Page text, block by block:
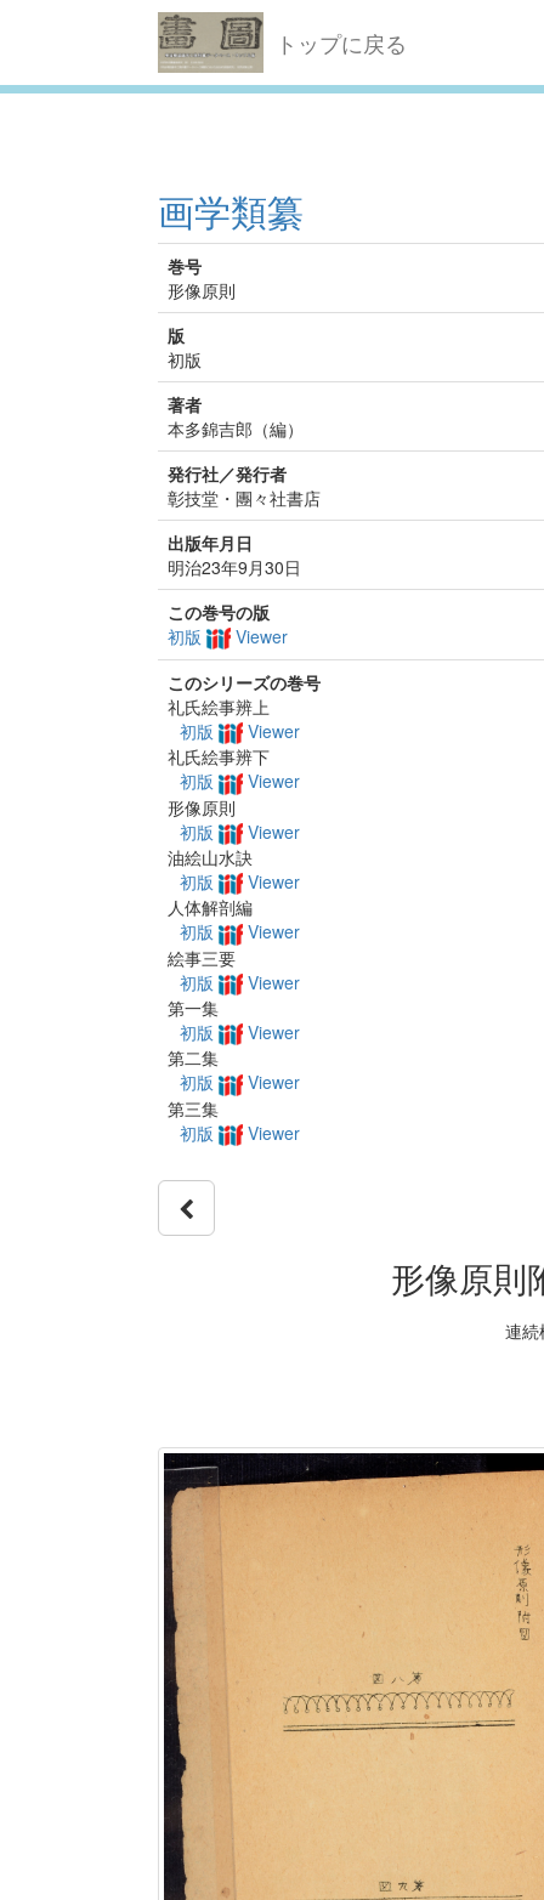
トップに戻る
画学類纂
巻号
形像原則
版
初版
著者
本多錦吉郎（編）
発行社／発行者
彰技堂・團々社書店
出版年月日
明治23年9月30日
この巻号の版
初版
Viewer
このシリーズの巻号
礼氏絵事辨上
初版
Viewer
礼氏絵事辨下
初版
Viewer
形像原則
初版
Viewer
油絵山水訣
初版
Viewer
人体解剖編
初版
Viewer
絵事三要
初版
Viewer
第一集
初版
Viewer
第二集
初版
Viewer
第三集
初版
Viewer
形像原
連続